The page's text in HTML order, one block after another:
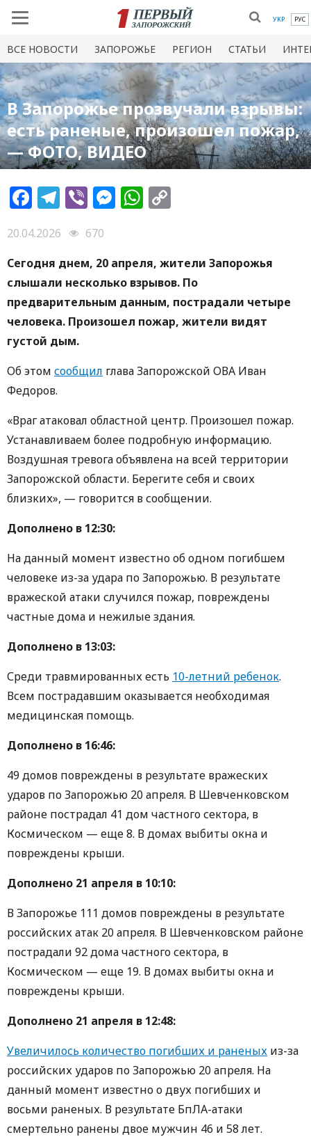
УКР РУС
ВСЕ НОВОСТИ ЗАПОРОЖЬЕ РЕГИОН СТАТЬИ
В Запорожье прозвучали взрывы:
есть раненые, произошел пожар,
— ФОТО, ВИДЕО
Facebook
Telegram
ViberMessenger
WhatsApp
20.04.2026
670
Сегодня днем, 20 апреля, жители Запорожья
слышали несколько взрывов. По
предварительным данным, пострадали четыре
человека. Произошел пожар, жители видят
густой дым.
Об этом сообщил глава Запорожской ОВА Иван
Федоров.
«Враг атаковал областной центр. Произошел пожар.
Устанавливаем более подробную информацию.
Воздушная тревога объявлена ​​на всей территории
Запорожской области. Берегите себя и своих
близких», — говорится в сообщении.
Дополнено в 12:30:
На данный момент известно об одном погибшем
человеке из-за удара по Запорожью. В результате
вражеской атаки случился пожар, повреждены
частные дома и нежилые здания.
Дополнено в 13:03:
Среди травмированных есть 10-летний ребенок.
Всем пострадавшим оказывается необходимая
медицинская помощь.
Дополнено в 16:46:
49 домов повреждены в результате вражеских
ударов по Запорожью 20 апреля. В Шевченковском
районе пострадал 41 дом частного сектора, в
Космическом — еще 8. В домах выбиты окна и
повреждены крыши.
Дополнено 21 апреля в 10:10:
В Запорожье 111 домов повреждены в результате
российских атак 20 апреля. В Шевченковском районе
пострадали 92 дома частного сектора, в
Космическом — еще 19. В домах выбиты окна и
повреждены крыши.
Дополнено 21 апреля в 12:48:
Увеличилось количество погибших и раненых из-за
российских ударов по Запорожью 20 апреля. На
данный момент известно о двух погибших и
восьми раненых. В результате БпЛА-атаки
смертельно ранены двое мужчин 46 и 58 лет.